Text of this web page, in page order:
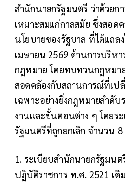
สำนักนายกรัฐมนตรี ว่าด้วยก
เหมาะสมแก่กาลสมัย ซึ่งสอด
นโยบายของรัฐบาล ที่ได้แถล
เมษายน 2569 ด้านการบริห
กฎหมาย โดยทบทวนกฎหมา
สอดคล้องกับสถานการณ์ที่เป
เฉพาะอย่างยิ่งกฎหมายลำดั
งานและขั้นตอนต่าง ๆ โดยร
รัฐมนตรีที่ถูกยกเลิก จำนวน
1. ระเบียบสำนักนายกรัฐมนต
ปฏิบัติราชการ พ.ศ. 2521 เดิ